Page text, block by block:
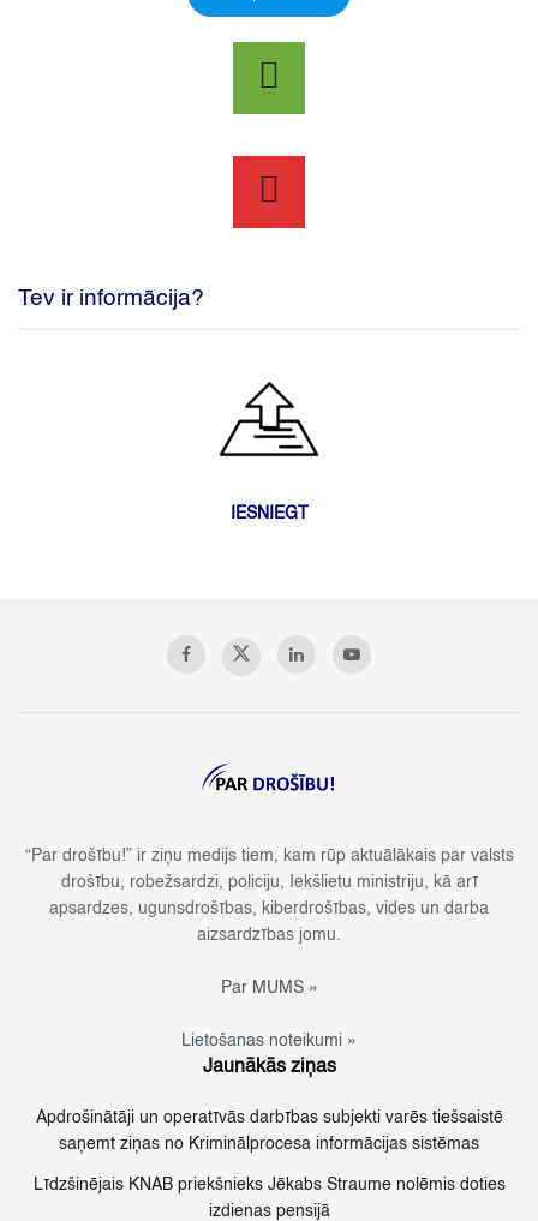
Tev ir informācija?
IESNIEGT
“Par drošību!” ir ziņu medijs tiem, kam rūp aktuālākais par valsts
drošību, robežsardzi, policiju, Iekšlietu ministriju, kā arī
apsardzes, ugunsdrošības, kiberdrošības, vides un darba
aizsardzības jomu.
Par MUMS »
Lietošanas noteikumi »
Jaunākās ziņas
Apdrošinātāji un operatīvās darbības subjekti varēs tiešsaistē
saņemt ziņas no Kriminālprocesa informācijas sistēmas
Līdzšinējais KNAB priekšnieks Jēkabs Straume nolēmis doties
izdienas pensijā